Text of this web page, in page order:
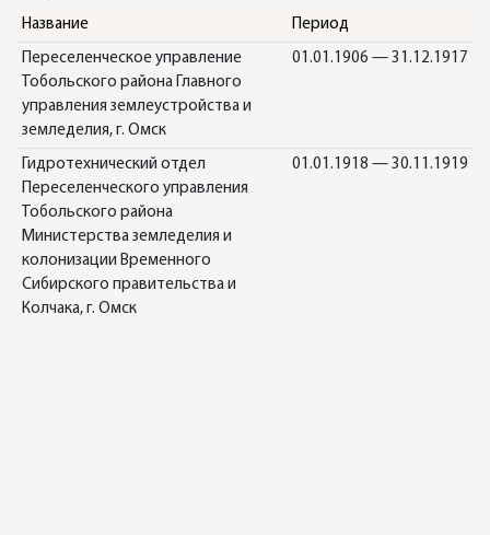
Название Период
Переселенческое управление
Тобольского района Главного
управления землеустройства и
земледелия, г. Омск
01.01.1906 — 31.12.1917
Гидротехнический отдел
Переселенческого управления
Тобольского района
Министерства земледелия и
колонизации Временного
Сибирского правительства и
Колчака, г. Омск
01.01.1918 — 30.11.1919